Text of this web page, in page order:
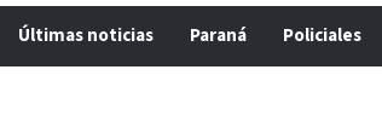
Últimas noticias Paraná Policiales